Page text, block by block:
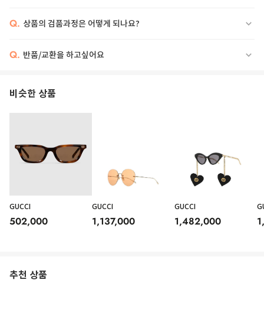
Q. 상품의 검품과정은 어떻게 되나요?
Q. 반품/교환을 하고싶어요
비슷한 상품
GUCCI
502,000
GUCCI
1,137,000
GUCCI
1,482,000
추천 상품